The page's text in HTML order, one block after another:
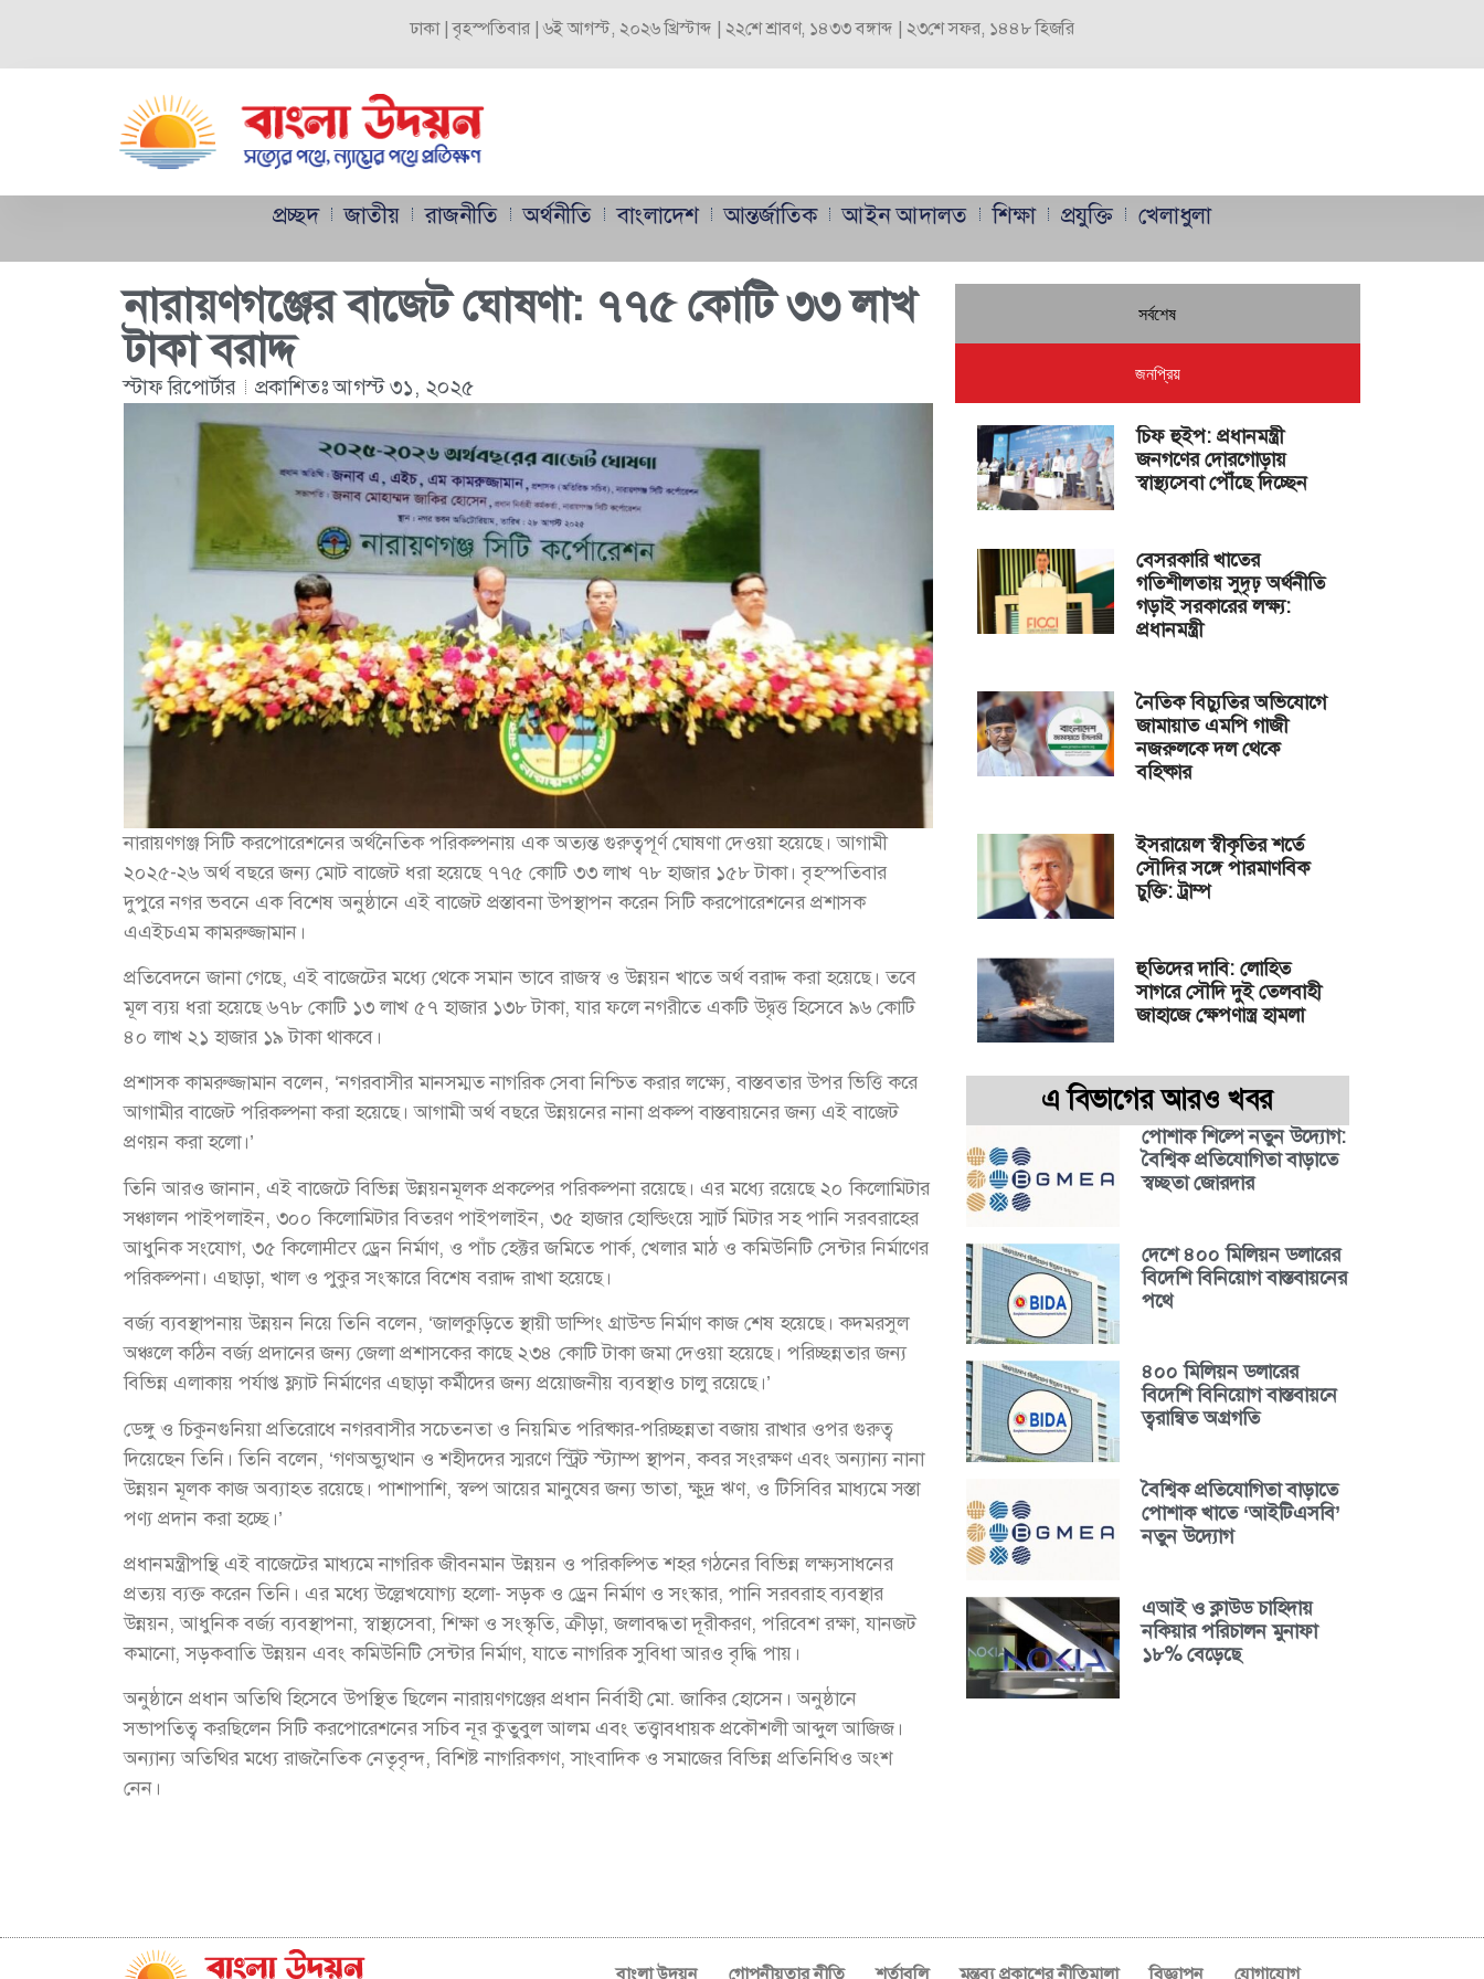
ঢাকা | বৃহস্পতিবার | ৬ই আগস্ট, ২০২৬ খ্রিস্টাব্দ | ২২শে শ্রাবণ, ১৪৩৩ বঙ্গাব্দ | ২৩শে সফর, ১৪৪৮ হিজরি
প্রচ্ছদ জাতীয় রাজনীতি অর্থনীতি বাংলাদেশ আন্তর্জাতিক আইন আদালত শিক্ষা প্রযুক্তি খেলাধুলা
নারায়ণগঞ্জের বাজেট ঘোষণা: ৭৭৫ কোটি ৩৩ লাখ
টাকা বরাদ্দ
স্টাফ রিপোর্টার প্রকাশিতঃআগস্ট ৩১, ২০২৫
নারায়ণগঞ্জ সিটি করপোরেশনের অর্থনৈতিক পরিকল্পনায় এক অত্যন্ত গুরুত্বপূর্ণ ঘোষণা দেওয়া হয়েছে। আগামী
২০২৫-২৬ অর্থ বছরে জন্য মোট বাজেট ধরা হয়েছে ৭৭৫ কোটি ৩৩ লাখ ৭৮ হাজার ১৫৮ টাকা। বৃহস্পতিবার
দুপুরে নগর ভবনে এক বিশেষ অনুষ্ঠানে এই বাজেট প্রস্তাবনা উপস্থাপন করেন সিটি করপোরেশনের প্রশাসক
এএইচএম কামরুজ্জামান।
প্রতিবেদনে জানা গেছে, এই বাজেটের মধ্যে থেকে সমান ভাবে রাজস্ব ও উন্নয়ন খাতে অর্থ বরাদ্দ করা হয়েছে। তবে
মূল ব্যয় ধরা হয়েছে ৬৭৮ কোটি ১৩ লাখ ৫৭ হাজার ১৩৮ টাকা, যার ফলে নগরীতে একটি উদ্বৃত্ত হিসেবে ৯৬ কোটি
৪০ লাখ ২১ হাজার ১৯ টাকা থাকবে।
প্রশাসক কামরুজ্জামান বলেন, ‘নগরবাসীর মানসম্মত নাগরিক সেবা নিশ্চিত করার লক্ষ্যে, বাস্তবতার উপর ভিত্তি করে
আগামীর বাজেট পরিকল্পনা করা হয়েছে। আগামী অর্থ বছরে উন্নয়নের নানা প্রকল্প বাস্তবায়নের জন্য এই বাজেট
প্রণয়ন করা হলো।’
তিনি আরও জানান, এই বাজেটে বিভিন্ন উন্নয়নমূলক প্রকল্পের পরিকল্পনা রয়েছে। এর মধ্যে রয়েছে ২০ কিলোমিটার
সঞ্চালন পাইপলাইন, ৩০০ কিলোমিটার বিতরণ পাইপলাইন, ৩৫ হাজার হোল্ডিংয়ে স্মার্ট মিটার সহ পানি সরবরাহের
আধুনিক সংযোগ, ৩৫ কিলোमीटर ড্রেন নির্মাণ, ও পাঁচ হেক্টর জমিতে পার্ক, খেলার মাঠ ও কমিউনিটি সেন্টার নির্মাণের
পরিকল্পনা। এছাড়া, খাল ও পুকুর সংস্কারে বিশেষ বরাদ্দ রাখা হয়েছে।
বর্জ্য ব্যবস্থাপনায় উন্নয়ন নিয়ে তিনি বলেন, ‘জালকুড়িতে স্থায়ী ডাম্পিং গ্রাউন্ড নির্মাণ কাজ শেষ হয়েছে। কদমরসুল
অঞ্চলে কঠিন বর্জ্য প্রদানের জন্য জেলা প্রশাসকের কাছে ২৩৪ কোটি টাকা জমা দেওয়া হয়েছে। পরিচ্ছন্নতার জন্য
বিভিন্ন এলাকায় পর্যাপ্ত ফ্ল্যাট নির্মাণের এছাড়া কর্মীদের জন্য প্রয়োজনীয় ব্যবস্থাও চালু রয়েছে।’
ডেঙ্গু ও চিকুনগুনিয়া প্রতিরোধে নগরবাসীর সচেতনতা ও নিয়মিত পরিষ্কার-পরিচ্ছন্নতা বজায় রাখার ওপর গুরুত্ব
দিয়েছেন তিনি। তিনি বলেন, ‘গণঅভ্যুত্থান ও শহীদদের স্মরণে স্ট্রিট স্ট্যাম্প স্থাপন, কবর সংরক্ষণ এবং অন্যান্য নানা
উন্নয়ন মূলক কাজ অব্যাহত রয়েছে। পাশাপাশি, স্বল্প আয়ের মানুষের জন্য ভাতা, ক্ষুদ্র ঋণ, ও টিসিবির মাধ্যমে সস্তা
পণ্য প্রদান করা হচ্ছে।’
প্রধানমন্ত্রীপন্থি এই বাজেটের মাধ্যমে নাগরিক জীবনমান উন্নয়ন ও পরিকল্পিত শহর গঠনের বিভিন্ন লক্ষ্যসাধনের
প্রত্যয় ব্যক্ত করেন তিনি। এর মধ্যে উল্লেখযোগ্য হলো- সড়ক ও ড্রেন নির্মাণ ও সংস্কার, পানি সরবরাহ ব্যবস্থার
উন্নয়ন, আধুনিক বর্জ্য ব্যবস্থাপনা, স্বাস্থ্যসেবা, শিক্ষা ও সংস্কৃতি, ক্রীড়া, জলাবদ্ধতা দূরীকরণ, পরিবেশ রক্ষা, যানজট
কমানো, সড়কবাতি উন্নয়ন এবং কমিউনিটি সেন্টার নির্মাণ, যাতে নাগরিক সুবিধা আরও বৃদ্ধি পায়।
অনুষ্ঠানে প্রধান অতিথি হিসেবে উপস্থিত ছিলেন নারায়ণগঞ্জের প্রধান নির্বাহী মো. জাকির হোসেন। অনুষ্ঠানে
সভাপতিত্ব করছিলেন সিটি করপোরেশনের সচিব নূর কুতুবুল আলম এবং তত্ত্বাবধায়ক প্রকৌশলী আব্দুল আজিজ।
অন্যান্য অতিথির মধ্যে রাজনৈতিক নেতৃবৃন্দ, বিশিষ্ট নাগরিকগণ, সাংবাদিক ও সমাজের বিভিন্ন প্রতিনিধিও অংশ
নেন।
সর্বশেষ
জনপ্রিয়
চিফ হুইপ: প্রধানমন্ত্রী
জনগণের দোরগোড়ায়
স্বাস্থ্যসেবা পৌঁছে দিচ্ছেন
বেসরকারি খাতের
গতিশীলতায় সুদৃঢ় অর্থনীতি
গড়াই সরকারের লক্ষ্য:
প্রধানমন্ত্রী
নৈতিক বিচ্যুতির অভিযোগে
জামায়াত এমপি গাজী
নজরুলকে দল থেকে
বহিষ্কার
ইসরায়েল স্বীকৃতির শর্তে
সৌদির সঙ্গে পারমাণবিক
চুক্তি: ট্রাম্প
হুতিদের দাবি: লোহিত
সাগরে সৌদি দুই তেলবাহী
জাহাজে ক্ষেপণাস্ত্র হামলা
এ বিভাগের আরও খবর
পোশাক শিল্পে নতুন উদ্যোগ:
বৈশ্বিক প্রতিযোগিতা বাড়াতে
স্বচ্ছতা জোরদার
দেশে ৪০০ মিলিয়ন ডলারের
বিদেশি বিনিয়োগ বাস্তবায়নের
পথে
৪০০ মিলিয়ন ডলারের
বিদেশি বিনিয়োগ বাস্তবায়নে
ত্বরান্বিত অগ্রগতি
বৈশ্বিক প্রতিযোগিতা বাড়াতে
পোশাক খাতে ‘আইটিএসবি’
নতুন উদ্যোগ
এআই ও ক্লাউড চাহিদায়
নকিয়ার পরিচালন মুনাফা
১৮% বেড়েছে
বাংলা উদয়ন গোপনীয়তার নীতি শর্তাবলি মন্তব্য প্রকাশের নীতিমালা বিজ্ঞাপন যোগাযোগ